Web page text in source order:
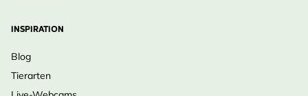
INSPIRATION
Blog
Tierarten